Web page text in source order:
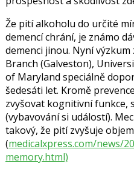
Že pití alkoholu do určité
demencí chrání, je známo
demenci jinou. Nyní
Branch (Galveston),
of Maryland speciálně
šedesáti let. Kromě
zvyšovat kognitivní funkce,
(vybavování si událostí).
takový, že pití zvyšuje
(medicalxpress.com/news/
memory.html)